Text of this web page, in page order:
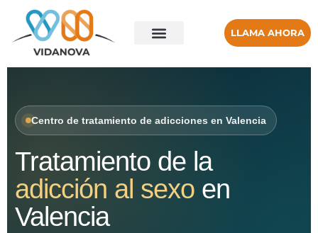
LLAMA AHORA
Centro de tratamiento de adicciones en Valencia
Tratamiento de la
adicción al sexo en
Valencia